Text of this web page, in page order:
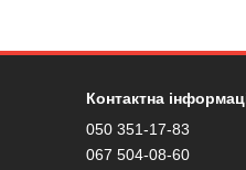
Контактна
050 351-17-83
067 504-08-60